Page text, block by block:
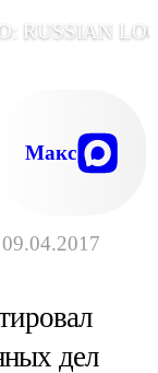
RUSSIAN
Макс
дел